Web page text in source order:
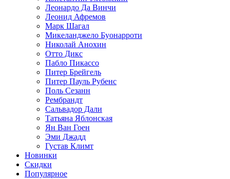
Леонардо Да Винчи
Леонид Афремов
Марк Шагал
Микеланджело Буонарроти
Николай Анохин
Отто Дикс
Пабло Пикассо
Питер Брейгель
Питер Пауль Рубенс
Поль Сезанн
Рембрандт
Сальвадор Дали
Татьяна Яблонская
Ян Ван Гоен
Эми Джадд
Густав Климт
Новинки
Скидки
Популярное